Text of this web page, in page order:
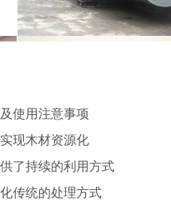
鸡粪烘干机
使用注意事项
现木材资源化
了持续的利用方式
传统的处理方式